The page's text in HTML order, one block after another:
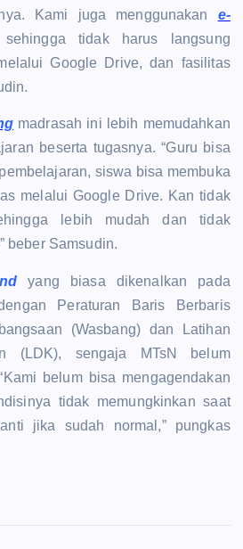
Kami juga menggunakan e-
tidak harus langsung
Google Drive, dan fasilitas
madrasah ini lebih memudahkan
beserta tugasnya. “Guru bisa
siswa bisa membuka
melalui Google Drive. Kan tidak
lebih mudah dan tidak
beber Samsudin.
yang biasa dikenalkan pada
Peraturan Baris Berbaris
(Wasbang) dan Latihan
(LDK), sengaja MTsN belum
belum bisa mengagendakan
tidak memungkinkan saat
jika sudah normal,” pungkas